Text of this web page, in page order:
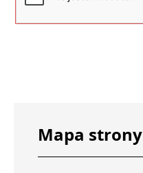
Mapa strony